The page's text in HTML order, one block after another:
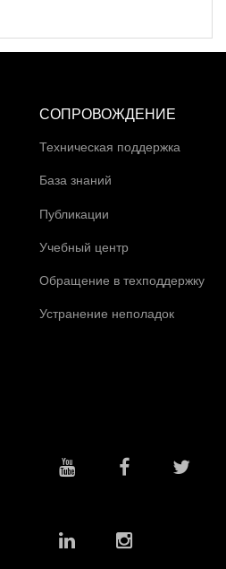
СОПРОВОЖДЕНИЕ
Техническая поддержка
База знаний
Публикации
Учебный центр
Обращение в техподдержку
Устранение неполадок